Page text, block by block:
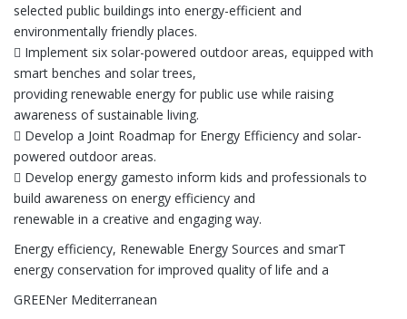
selected public buildings into energy-efficient and
environmentally friendly places.
 Implement six solar-powered outdoor areas, equipped with
smart benches and solar trees,
providing renewable energy for public use while raising
awareness of sustainable living.
 Develop a Joint Roadmap for Energy Efficiency and solar-
powered outdoor areas.
 Develop energy gamesto inform kids and professionals to
build awareness on energy efficiency and
renewable in a creative and engaging way.
Energy efficiency, Renewable Energy Sources and smarT
energy conservation for improved quality of life and a
GREENer Mediterranean